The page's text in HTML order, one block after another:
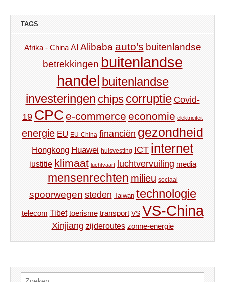
TAGS
Afrika - China AI Alibaba auto's buitenlandse
betrekkingen buitenlandse
handel buitenlandse
investeringen chips corruptie Covid-
19 CPC e-commerce economie elektriciteit
energie EU EU-China financiën gezondheid
Hongkong Huawei huisvesting ICT internet
justitie klimaat luchtvaart luchtvervuiling media
mensenrechten milieu sociaal
spoorwegen steden Taiwan technologie
telecom Tibet toerisme transport VS VS-China
Xinjiang zijderoutes zonne-energie
Zoeken